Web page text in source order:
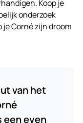
Koop je
onderzoek
Corné zijn droom
van het
een even